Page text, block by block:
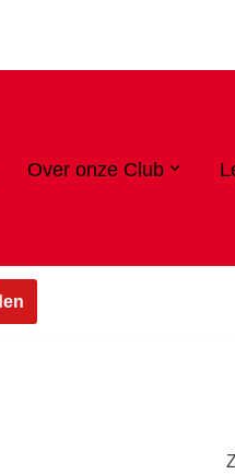
Over onze Club